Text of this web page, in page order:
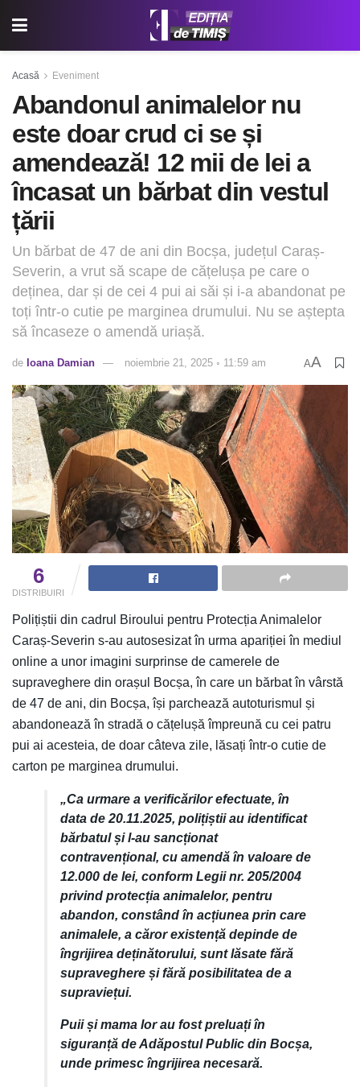
Acasă Eveniment
Abandonul animalelor nu
este doar crud ci se și
amendează! 12 mii de lei a
încasat un bărbat din vestul
țării
Un bărbat de 47 de ani din Bocșa, județul Caraș-
Severin, a vrut să scape de cățelușa pe care o
deținea, dar și de cei 4 pui ai săi și i-a abandonat pe
toți într-o cutie pe marginea drumului. Nu se aștepta
să încaseze o amendă uriașă.
de Ioana Damian noiembrie 21, 2025 ◦ 11:59 am AA
6
DISTRIBUIRI
Polițiștii din cadrul Biroului pentru Protecția Animalelor
Caraș-Severin s-au autosesizat în urma apariției în mediul
online a unor imagini surprinse de camerele de
supraveghere din orașul Bocșa, în care un bărbat în vârstă
de 47 de ani, din Bocșa, își parchează autoturismul și
abandonează în stradă o cățelușă împreună cu cei patru
pui ai acesteia, de doar câteva zile, lăsați într-o cutie de
carton pe marginea drumului.
„Ca urmare a verificărilor efectuate, în
data de 20.11.2025, polițiștii au identificat
bărbatul și l-au sancționat
contravențional, cu amendă în valoare de
12.000 de lei, conform Legii nr. 205/2004
privind protecția animalelor, pentru
abandon, constând în acțiunea prin care
animalele, a căror existență depinde de
îngrijirea deținătorului, sunt lăsate fără
supraveghere și fără posibilitatea de a
supraviețui.
Puii și mama lor au fost preluați în
siguranță de Adăpostul Public din Bocșa,
unde primesc îngrijirea necesară.